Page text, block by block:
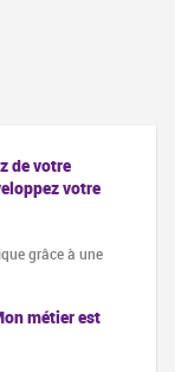
de votre
votre
grâce à une
métier est